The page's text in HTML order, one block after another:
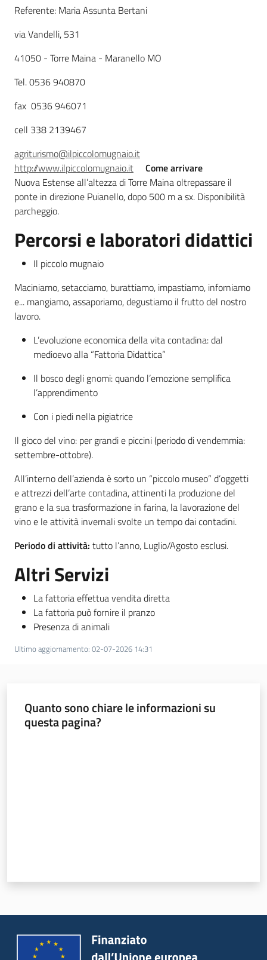
Referente: Maria Assunta Bertani
via Vandelli, 531
41050 - Torre Maina - Maranello MO
Tel. 0536 940870
fax 0536 946071
cell 338 2139467
agriturismo@ilpiccolomugnaio.it
http://www.ilpiccolomugnaio.it
Come arrivare
Nuova Estense all’altezza di Torre Maina oltrepassare il
ponte in direzione Puianello, dopo 500 m a sx. Disponibilità
parcheggio.
Percorsi e laboratori didattici
Il piccolo mugnaio
Maciniamo, setacciamo, burattiamo, impastiamo, inforniamo
e... mangiamo, assaporiamo, degustiamo il frutto del nostro
lavoro.
L’evoluzione economica della vita contadina: dal
medioevo alla “Fattoria Didattica”
Il bosco degli gnomi: quando l’emozione semplifica
l’apprendimento
Con i piedi nella pigiatrice
Il gioco del vino: per grandi e piccini (periodo di vendemmia:
settembre-ottobre).
All’interno dell’azienda è sorto un “piccolo museo” d’oggetti
e attrezzi dell’arte contadina, attinenti la produzione del
grano e la sua trasformazione in farina, la lavorazione del
vino e le attività invernali svolte un tempo dai contadini.
Periodo di attività: tutto l’anno, Luglio/Agosto esclusi.
Altri Servizi
La fattoria effettua vendita diretta
La fattoria può fornire il pranzo
Presenza di animali
Ultimo aggiornamento: 02-07-2026 14:31
Quanto sono chiare le informazioni su
questa pagina?